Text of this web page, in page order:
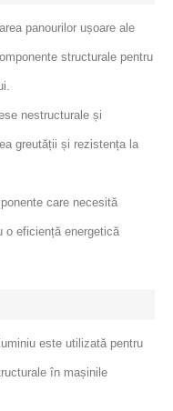
panourilor ușoare ale
structurale pentru
nestructurale și
greutății și rezistența la
care necesită
o eficiență energetică
este utilizată pentru
în mașinile